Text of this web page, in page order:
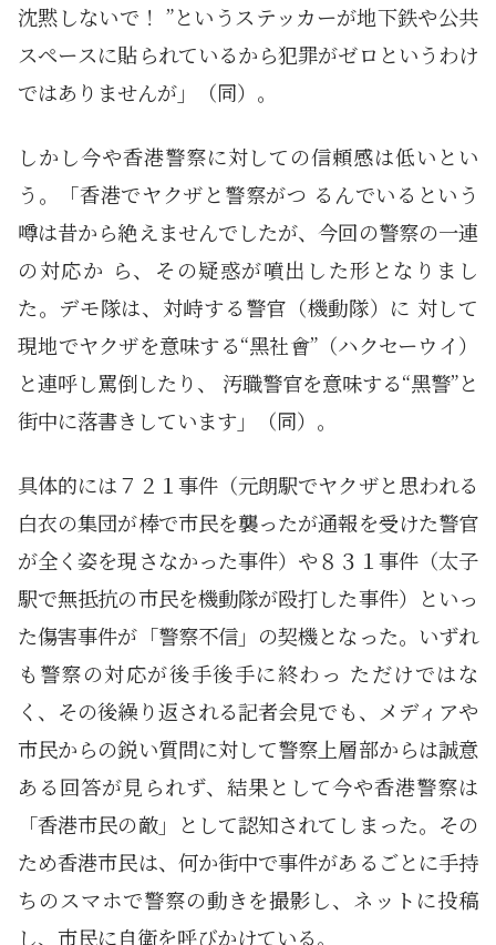
沈黙しないで！ ”というステッカーが地下鉄や公共
スペースに貼られているから犯罪がゼロというわけ
ではありませんが」（同）。
しかし今や香港警察に対しての信頼感は低いとい
う。「香港でヤクザと警察がつ るんでいるという
噂は昔から絶えませんでしたが、今回の警察の一連
の対応か ら、その疑惑が噴出した形となりまし
た。デモ隊は、対峙する警官（機動隊）に 対して
現地でヤクザを意味する“黑社會”（ハクセーウイ）
と連呼し罵倒したり、 汚職警官を意味する“黑警”と
街中に落書きしています」（同）。
具体的には７２１事件（元朗駅でヤクザと思われる
白衣の集団が棒で市民を襲ったが通報を受けた警官
が全く姿を現さなかった事件）や８３１事件（太子
駅で無抵抗の市民を機動隊が殴打した事件）といっ
た傷害事件が「警察不信」の契機となった。いずれ
も警察の対応が後手後手に終わっ ただけではな
く、その後繰り返される記者会見でも、メディアや
市民からの鋭い質問に対して警察上層部からは誠意
ある回答が見られず、結果として今や香港警察は
「香港市民の敵」として認知されてしまった。その
ため香港市民は、何か街中で事件があるごとに手持
ちのスマホで警察の動きを撮影し、ネットに投稿
し、市民に自衛を呼びかけている。